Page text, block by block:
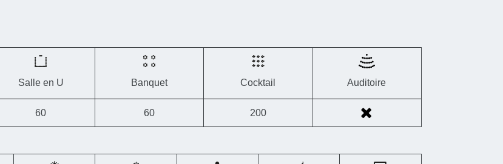
Salle en U
60
Banquet
60
Cocktail
200
Auditoire